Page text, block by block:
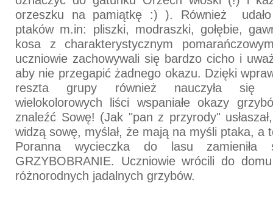
orzeszku na pamiątkę :) ). Również
ptaków m.in: pliszki, modraszki, gołębie,
kosa z charakterystycznym
uczniowie zachowywali się bardzo cicho i
aby nie przegapić żadnego okazu. Dzięki
reszta grupy również nauczyła się
wielokolorowych liści wspaniałe okazy
znaleźć Sowę! (Jak "pan z przyrody"
widzą sowę, myślał, że mają na myśli ptaka, a
Poranna wycieczka do lasu zamieniła
GRZYBOBRANIE. Uczniowie wrócili do
różnorodnych jadalnych grzybów.